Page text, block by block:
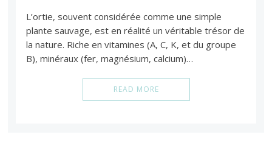
L’ortie, souvent considérée comme une simple
plante sauvage, est en réalité un véritable trésor de
la nature. Riche en vitamines (A, C, K, et du groupe
B), minéraux (fer, magnésium, calcium)…
READ MORE